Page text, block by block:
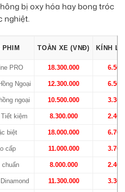
bị oxy hóa hay bong tróc
nghiệt.
PHIM TOÀN XE (VNĐ) KÍNH
PRO 18.300.000
Ngoại 12.300.000
ngoại 10.500.000
kiệm 8.300.000
biệt 18.000.000
cấp 11.000.000
chuẩn 8.000.000
11.300.000